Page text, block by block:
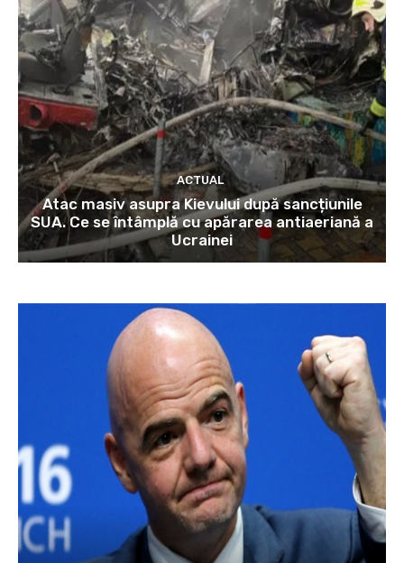
ACTUAL
Atac masiv asupra Kievului după sancțiunile
SUA. Ce se întâmplă cu apărarea antiaeriană a
Ucrainei